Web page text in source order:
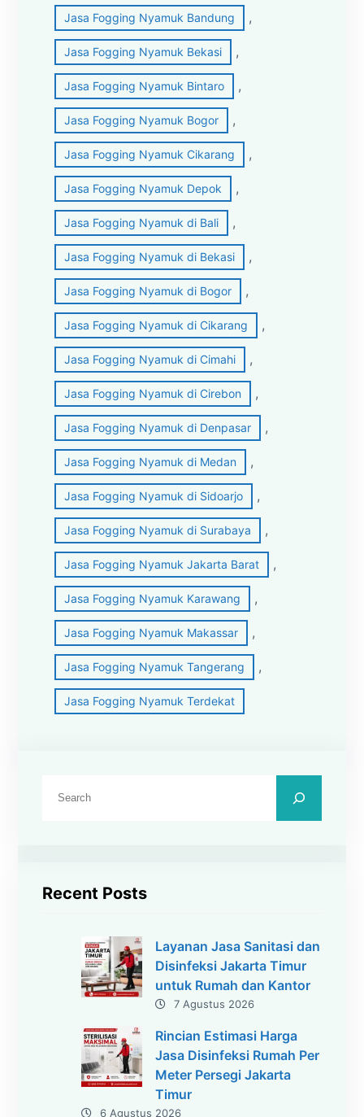
Jasa Fogging Nyamuk Bandung ,
Jasa Fogging Nyamuk Bekasi ,
Jasa Fogging Nyamuk Bintaro ,
Jasa Fogging Nyamuk Bogor ,
Jasa Fogging Nyamuk Cikarang ,
Jasa Fogging Nyamuk Depok ,
Jasa Fogging Nyamuk di Bali ,
Jasa Fogging Nyamuk di Bekasi ,
Jasa Fogging Nyamuk di Bogor ,
Jasa Fogging Nyamuk di Cikarang ,
Jasa Fogging Nyamuk di Cimahi ,
Jasa Fogging Nyamuk di Cirebon ,
Jasa Fogging Nyamuk di Denpasar ,
Jasa Fogging Nyamuk di Medan ,
Jasa Fogging Nyamuk di Sidoarjo ,
Jasa Fogging Nyamuk di Surabaya ,
Jasa Fogging Nyamuk Jakarta Barat ,
Jasa Fogging Nyamuk Karawang ,
Jasa Fogging Nyamuk Makassar ,
Jasa Fogging Nyamuk Tangerang ,
Jasa Fogging Nyamuk Terdekat
Recent Posts
Layanan Jasa Sanitasi dan
Disinfeksi Jakarta Timur
untuk Rumah dan Kantor
7 Agustus 2026
Rincian Estimasi Harga
Jasa Disinfeksi Rumah Per
Meter Persegi Jakarta
Timur
6 Agustus 2026